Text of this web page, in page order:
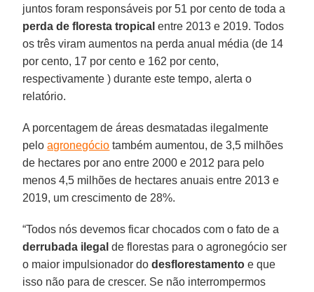
juntos foram responsáveis ​​por 51 por cento de toda a
perda de floresta tropical entre 2013 e 2019. Todos
os três viram aumentos na perda anual média (de 14
por cento, 17 por cento e 162 por cento,
respectivamente ) durante este tempo, alerta o
relatório.
A porcentagem de áreas desmatadas ilegalmente
peloagronegócio também aumentou, de 3,5 milhões
de hectares por ano entre 2000 e 2012 para pelo
menos 4,5 milhões de hectares anuais entre 2013 e
2019, um crescimento de 28%.
“Todos nós devemos ficar chocados com o fato de a
derrubada ilegal de florestas para o agronegócio ser
o maior impulsionador dodesflorestamento e que
isso não para de crescer. Se não interrompermos